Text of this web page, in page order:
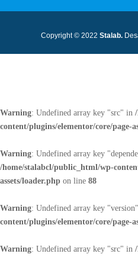
Copyright © 2022 Stalab.
Warning: Undefined array key "src" in
content/plugins/elementor/core/page-
Warning: Undefined array key
/home/stalabcl/public_html/wp-
assets/loader.php on line 88
Warning: Undefined array key
content/plugins/elementor/core/page-
Warning: Undefined array key "src" in